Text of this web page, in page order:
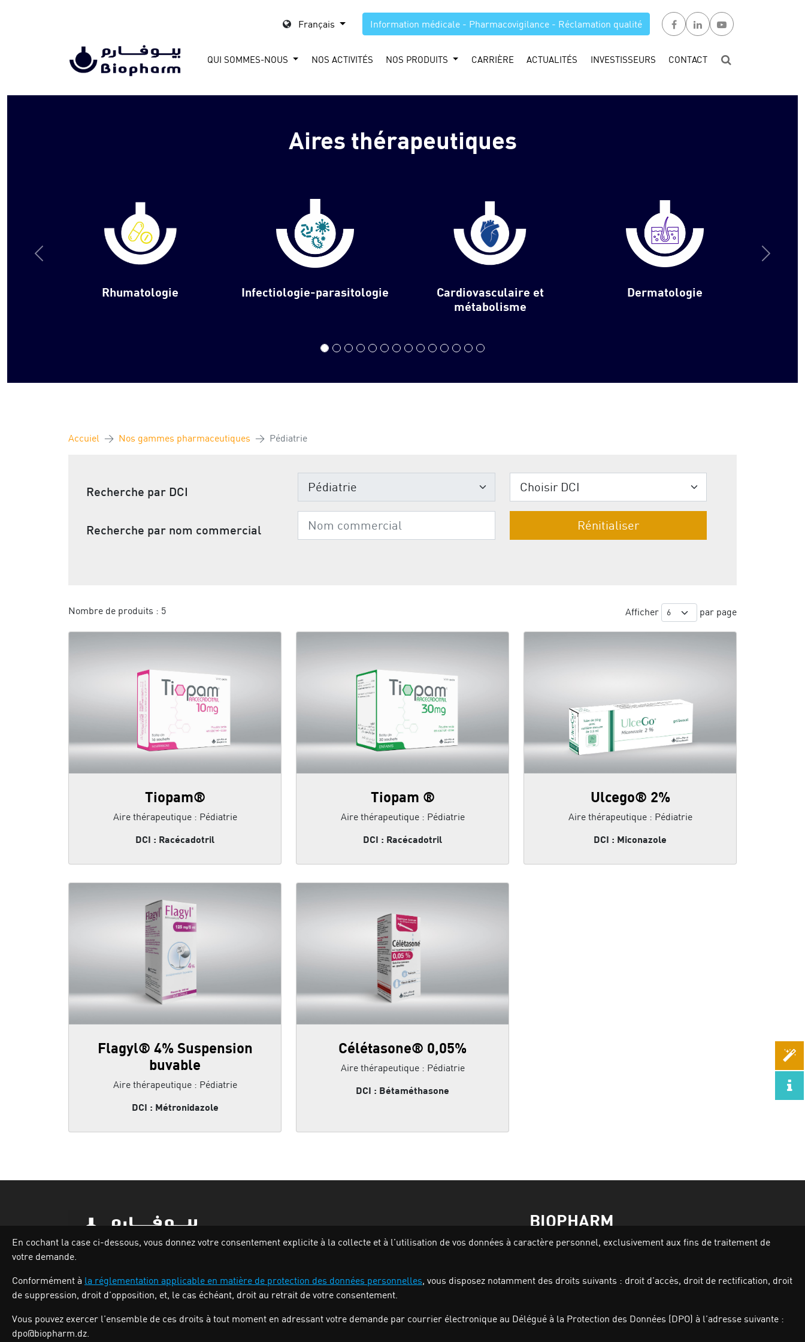
Français Information médicale - Pharmacovigilance - Réclamation qualité
QUI SOMMES-NOUS NOS ACTIVITÉS NOS PRODUITS CARRIÈRE ACTUALITÉS INVESTISSEURS CONTACT
Aires thérapeutiques
Rhumatologie Infectiologie-parasitologie
Cardiovasculaire et
métabolisme
Dermatologie
Accuiel Nos gammes pharmaceutiques Pédiatrie
Recherche par DCI
Recherche par nom commercial
Nombre de produits : 5 Afficher par page
Tiopam®
Aire thérapeutique : Pédiatrie
DCI : Racécadotril
Tiopam ®
Aire thérapeutique : Pédiatrie
DCI : Racécadotril
Ulcego® 2%
Aire thérapeutique : Pédiatrie
DCI : Miconazole
Flagyl® 4% Suspension
buvable
Aire thérapeutique : Pédiatrie
DCI : Métronidazole
Célétasone® 0,05%
Aire thérapeutique : Pédiatrie
DCI : Bétaméthasone
Zone industrielle Oued Smar,Lot N`62, Voie
n36, Alger.
Tél : (213) 028 31 00 07
BIOPHARM
Activités
Investisseurs
Carrières
En cochant la case ci-dessous, vous donnez votre consentement explicite à la collecte et à l’utilisation de vos données à caractère personnel, exclusivement aux fins de traitement de
votre demande.
Conformément à la réglementation applicable en matière de protection des données personnelles, vous disposez notamment des droits suivants : droit d’accès, droit de rectification, droit
de suppression, droit d’opposition, et, le cas échéant, droit au retrait de votre consentement.
Vous pouvez exercer l’ensemble de ces droits à tout moment en adressant votre demande par courrier électronique au Délégué à la Protection des Données (DPO) à l’adresse suivante :
dpo@biopharm.dz.